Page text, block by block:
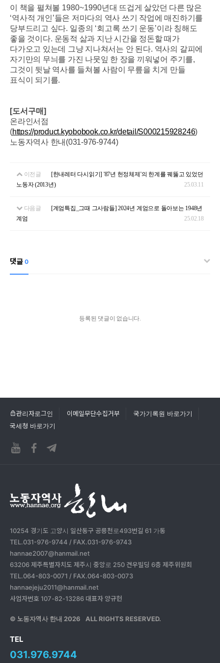
이 책을 펼쳐볼 1980~1990년대 뜨겁게 살았던 다른 많은
‘역사적 개인 ’들은 저마다의 역사 쓰기 작업에 매진하기를
당부드리고 싶다. 일종의 ‘회고록 쓰기 운동’이라 칭해도
좋을 것이다. 운동적 삶과 지난 시간을 정돈할 때가
다가오고 있는데 그냥 지나쳐서는 안 된다. 역사의 갈피에
자기만의 무늬를 가진 나뭇잎 한 장을 끼워넣어 주기를,
그것이 뒷날 역사를 들쳐볼 사람이 무릎을 치게 만들
표식이 되기를.
[도서구매]
온라인서점
(https://product.kyobobook.co.kr/detail/S000215928246)
노동자역사 한내(031-976-9744)
이전글
[한내레터 다시읽기] '87년 헌정체제'의 한계를 꿰뚫고 있었던
노동자 (2013년)
25.03.11
다음글
[계엄특집_그때 그사람들] 2024년 계엄으로 돌아보는 1948년
계엄
25.02.18
댓글 0
등록된 댓글이 없습니다.
관리자로그인 이메일무단수집거부
국가기록원 바로가기
국세청 바로가기
10254 경기도 고양시 일산동구 공릉천로493번길 61 가동
TEL.031-976-9744 / FAX.031-976-9743
hannae2007@hanmail.net
63206 제주특별자치도 제주시 중앙로 250 견우빌딩 6층 제주위원회
TEL.064-803-0071 / FAX.064-803-0073
hannaejeju2011@hanmail.net
사업자번호 107-82-13286 대표자 양규헌
© 노동자역사 한내 2026 ALL RIGHTS RESERVED.
TEL
031.976.9744